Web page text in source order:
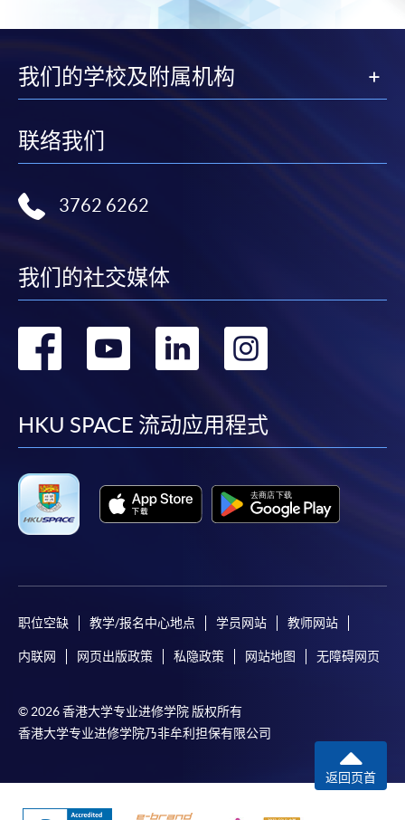
我们的学校及附属机构
联络我们
3762 6262
我们的社交媒体
转
facebook
转
youtube
转
linkedin
转
HKU SPACE 流动应用程式
职位空缺 教学/报名中心地点 学员网站 教师网站
内联网 网页出版政策 私隐政策 网站地图 无障碍网页
© 2026 香港大学专业进修学院 版权所有
香港大学专业进修学院乃非牟利担保有限公司
返回页首